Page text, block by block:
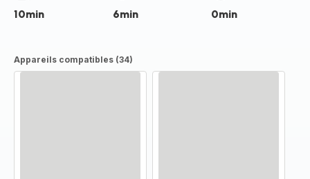
10min 6min 0min
Appareils compatibles (34)